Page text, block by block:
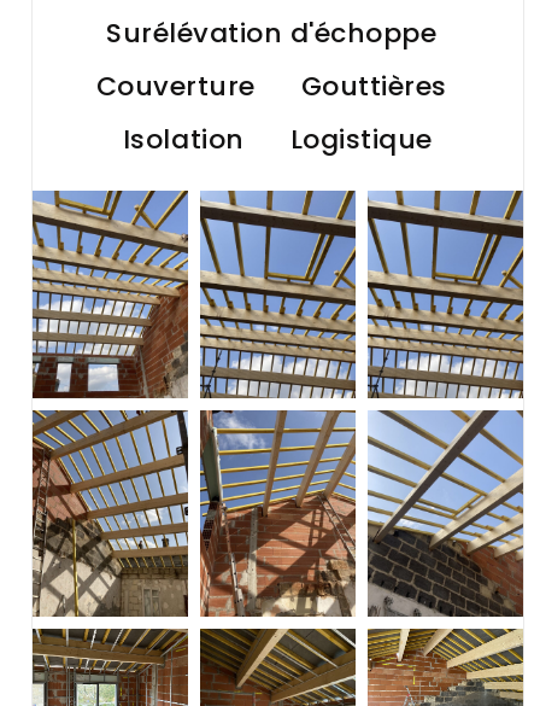
Surélévation d'échoppe
Couverture
Gouttières
Isolation
Logistique